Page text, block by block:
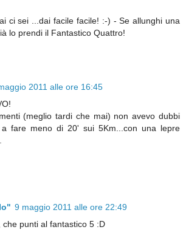
ci sei ...dai facile facile! :-) - Se allunghi una
lo prendi il Fantastico Quattro!
2011 alle ore 16:45
(meglio tardi che mai) non avevo dubbi
a fare meno di 20' sui 5Km...con una lepre
9 maggio 2011 alle ore 22:49
che punti al fantastico 5 :D